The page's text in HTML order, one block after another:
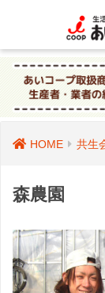
HOME 共生
森農園